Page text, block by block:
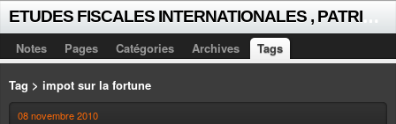
Notes Pages Catégories Archives Tags
Tag > impot sur la fortune
08 novembre 2010